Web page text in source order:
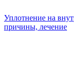
Уплотнение на
причины, лечение